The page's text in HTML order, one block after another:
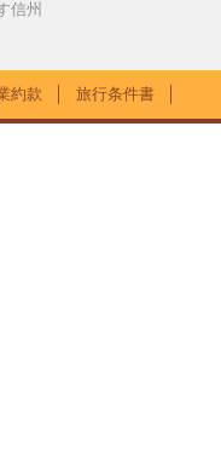
信州
約款 旅行条件書